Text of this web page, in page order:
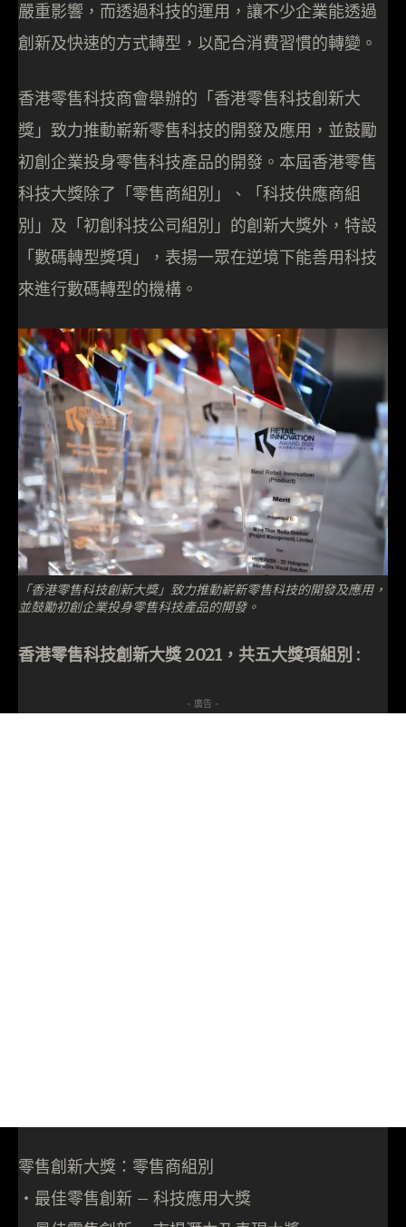
嚴重影響，而透過科技的運用，讓不少企業能透過
創新及快速的方式轉型，以配合消費習慣的轉變。
香港零售科技商會舉辦的「香港零售科技創新大
獎」致力推動嶄新零售科技的開發及應用，並鼓勵
初創企業投身零售科技產品的開發。本屆香港零售
科技大獎除了「零售商組別」、「科技供應商組
別」及「初創科技公司組別」的創新大獎外，特設
「數碼轉型獎項」，表揚一眾在逆境下能善用科技
來進行數碼轉型的機構。
「香港零售科技創新大獎」致力推動嶄新零售科技的開發及應用，
並鼓勵初創企業投身零售科技產品的開發。
香港零售科技創新大獎 2021，共五大獎項組別 :
- 廣告 -
零售創新大獎：零售商組別
‧最佳零售創新 – 科技應用大獎